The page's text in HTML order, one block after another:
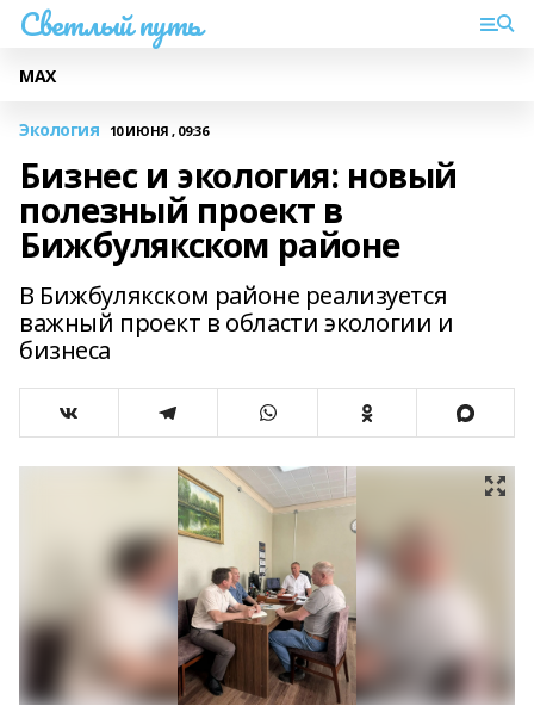
Светлый путь
МАХ
Экология 10 ИЮНЯ , 09:36
Бизнес и экология: новый
полезный проект в
Бижбулякском районе
В Бижбулякском районе реализуется
важный проект в области экологии и
бизнеса